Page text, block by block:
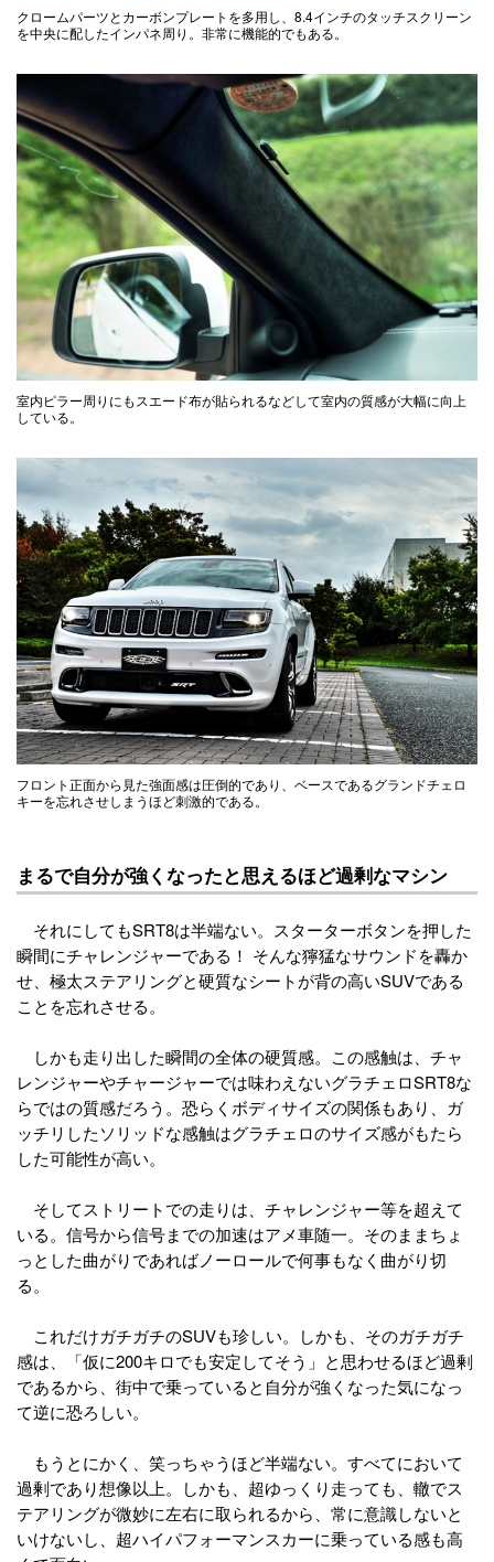
クロームパーツとカーボンプレートを多用し、8.4インチのタッチスクリーン
を中央に配したインパネ周り。非常に機能的でもある。
室内ピラー周りにもスエード布が貼られるなどして室内の質感が大幅に向上
している。
フロント正面から見た強面感は圧倒的であり、ベースであるグランドチェロ
キーを忘れさせしまうほど刺激的である。
まるで自分が強くなったと思えるほど過剰なマシン
それにしてもSRT8は半端ない。スターターボタンを押した
瞬間にチャレンジャーである！ そんな獰猛なサウンドを轟か
せ、極太ステアリングと硬質なシートが背の高いSUVである
ことを忘れさせる。
しかも走り出した瞬間の全体の硬質感。この感触は、チャ
レンジャーやチャージャーでは味わえないグラチェロSRT8な
らではの質感だろう。恐らくボディサイズの関係もあり、ガ
ッチリしたソリッドな感触はグラチェロのサイズ感がもたら
した可能性が高い。
そしてストリートでの走りは、チャレンジャー等を超えて
いる。信号から信号までの加速はアメ車随一。そのままちょ
っとした曲がりであればノーロールで何事もなく曲がり切
る。
これだけガチガチのSUVも珍しい。しかも、そのガチガチ
感は、「仮に200キロでも安定してそう」と思わせるほど過剰
であるから、街中で乗っていると自分が強くなった気になっ
て逆に恐ろしい。
もうとにかく、笑っちゃうほど半端ない。すべてにおいて
過剰であり想像以上。しかも、超ゆっくり走っても、轍でス
テアリングが微妙に左右に取られるから、常に意識しないと
いけないし、超ハイパフォーマンスカーに乗っている感も高